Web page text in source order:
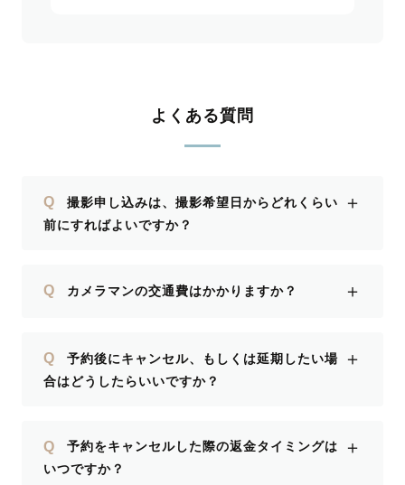
よくある質問
Q
撮影申し込みは、撮影希望日からどれくらい
前にすればよいですか？
＋
Q カメラマンの交通費はかかりますか？ ＋
Q
予約後にキャンセル、もしくは延期したい場
合はどうしたらいいですか？
＋
Q
予約をキャンセルした際の返金タイミングは
いつですか？
＋